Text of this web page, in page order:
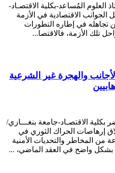
العلوم المُساعد-بكلية الاقتصـاد-
الجوانب الاقتصادية في الأزمة
تجاهله في إطاره التطورات
تلك الأزمة، فالاقتصا...
والهجرة غير الشرعية
بكلية الاقتصـاد-جامعة بنغـــازي/
إرهاصات الحراك الثوري في
مجمُوعة من المخاطر والتحديات الأمنية
بشكل واضح في العقد الماضي، ...